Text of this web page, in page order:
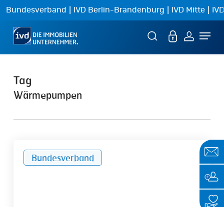
Skip
main
Bundesverband | IVD Berlin-Brandenburg | IVD Mitte |
Tag
Wärmepumpen
Bundesverband